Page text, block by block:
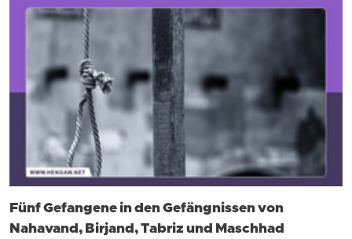
Fünf Gefangene in den Gefängnissen von
Nahavand, Birjand, Tabriz und Maschhad